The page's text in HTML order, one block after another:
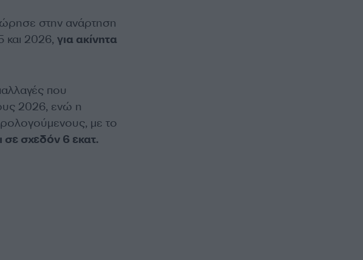
στην ανάρτηση
και 2026, για ακίνητα
που
2026, ενώ η
με το
σχεδόν 6 εκατ.